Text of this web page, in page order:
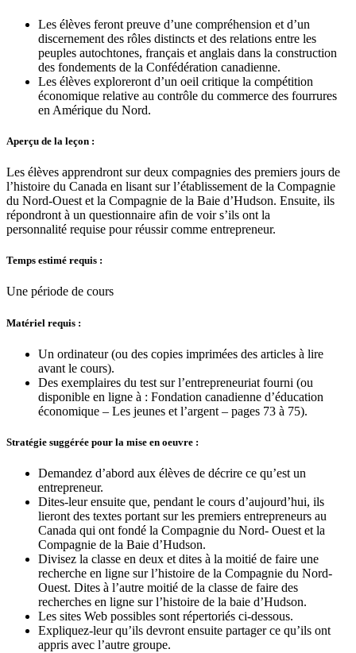
Les élèves feront preuve d’une compréhension et d’un
discernement des rôles distincts et des relations entre les
peuples autochtones, français et anglais dans la construction
des fondements de la Confédération canadienne.
Les élèves exploreront d’un oeil critique la compétition
économique relative au contrôle du commerce des fourrures
en Amérique du Nord.
Aperçu de la leçon :
Les élèves apprendront sur deux compagnies des premiers jours de
l’histoire du Canada en lisant sur l’établissement de la Compagnie
du Nord-Ouest et la Compagnie de la Baie d’Hudson. Ensuite, ils
répondront à un questionnaire afin de voir s’ils ont la
personnalité requise pour réussir comme entrepreneur.
Temps estimé requis :
Une période de cours
Matériel requis :
Un ordinateur (ou des copies imprimées des articles à lire
avant le cours).
Des exemplaires du test sur l’entrepreneuriat fourni (ou
disponible en ligne à : Fondation canadienne d’éducation
économique – Les jeunes et l’argent – pages 73 à 75).
Stratégie suggérée pour la mise en oeuvre :
Demandez d’abord aux élèves de décrire ce qu’est un
entrepreneur.
Dites-leur ensuite que, pendant le cours d’aujourd’hui, ils
lieront des textes portant sur les premiers entrepreneurs au
Canada qui ont fondé la Compagnie du Nord- Ouest et la
Compagnie de la Baie d’Hudson.
Divisez la classe en deux et dites à la moitié de faire une
recherche en ligne sur l’histoire de la Compagnie du Nord-
Ouest. Dites à l’autre moitié de la classe de faire des
recherches en ligne sur l’histoire de la baie d’Hudson.
Les sites Web possibles sont répertoriés ci-dessous.
Expliquez-leur qu’ils devront ensuite partager ce qu’ils ont
appris avec l’autre groupe.